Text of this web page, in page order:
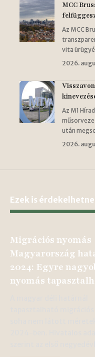
MCC
Az MCC
vita
2026.
Az M1
után
2026.
Ezek is
Migrációs nyomás
Magyarország
2024: Egyre
nyomás